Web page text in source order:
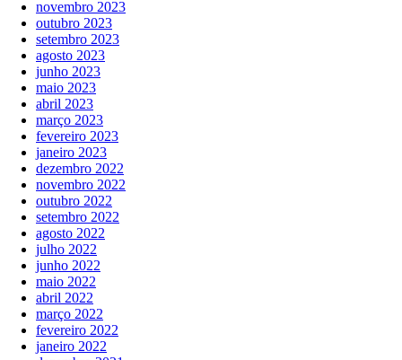
novembro 2023
outubro 2023
setembro 2023
agosto 2023
junho 2023
maio 2023
abril 2023
março 2023
fevereiro 2023
janeiro 2023
dezembro 2022
novembro 2022
outubro 2022
setembro 2022
agosto 2022
julho 2022
junho 2022
maio 2022
abril 2022
março 2022
fevereiro 2022
janeiro 2022